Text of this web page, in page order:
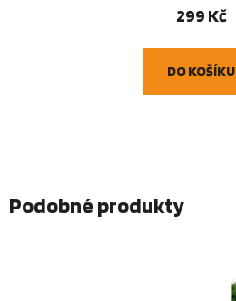
299 Kč
DO KOŠÍKU
Podobné produkty